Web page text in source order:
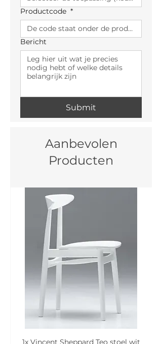
Productcode *
Bericht
Submit
Aanbevolen
Producten
1x Vincent Sheppard Teo stoel wit